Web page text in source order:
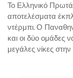
Το Ελληνικό
αποτελέσματα
ντέρμπι. Ο
και οι δύο ομάδες
μεγάλες νίκες